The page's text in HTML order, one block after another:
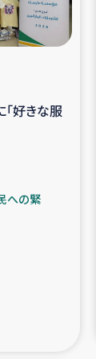
ェクト
ガザ人道支援
ャンマー移民
リア難民への
好きな服
への緊